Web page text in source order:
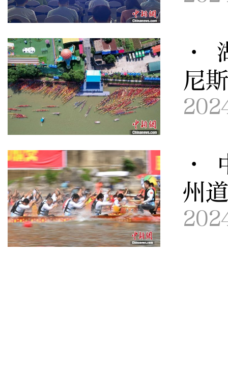
·
尼
·
州